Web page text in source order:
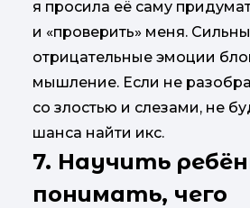
я просила её саму
и «проверить» меня.
отрицательные эмоции
мышление. Если не
со злостью и слезами, не
шанса найти икс.
7. Научить
понимать, чего